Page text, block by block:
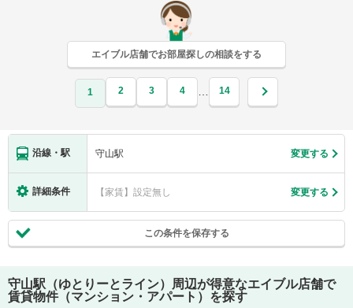
エイブル店舗でお部屋探しの相談をする
1 2 3 4 … 14
沿線・駅 守山駅 変更する
詳細条件 【家賃】設定無し 変更する
この条件を保存する
守山駅（ゆとりーとライン）
周辺が得意なエイブル店舗で
賃貸物件（マンション・アパート）を探す